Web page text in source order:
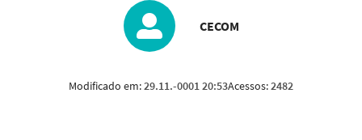
CECOM
Modificado em:29.11.-0001 20:53Acessos:2482